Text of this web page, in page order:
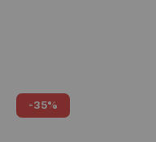
-35%